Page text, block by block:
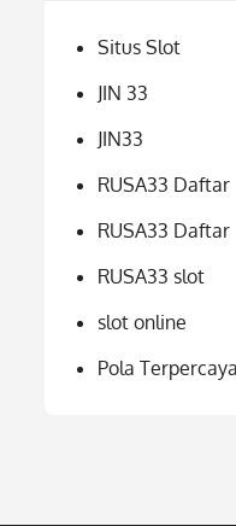
Situs Slot
JIN 33
JIN33
RUSA33 Daftar
RUSA33 Daftar
RUSA33 slot
slot online
Pola Terpercaya